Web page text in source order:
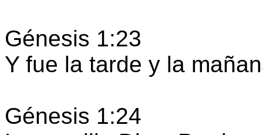
Génesis 1:23
Y fue la tarde y la
Génesis 1:24